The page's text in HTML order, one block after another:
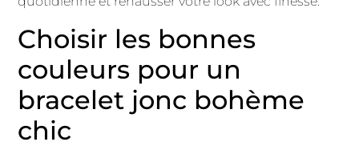
Choisir les bonnes
couleurs pour un
bracelet jonc bohème
chic